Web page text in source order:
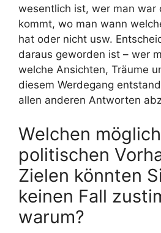
wesentlich ist, wer man war
kommt, wo man wann
hat oder nicht usw.
daraus geworden ist – wer
welche Ansichten, Träume
diesem Werdegang
allen anderen Antworten
Welchen
politischen
Zielen könnten
keinen Fall
warum?